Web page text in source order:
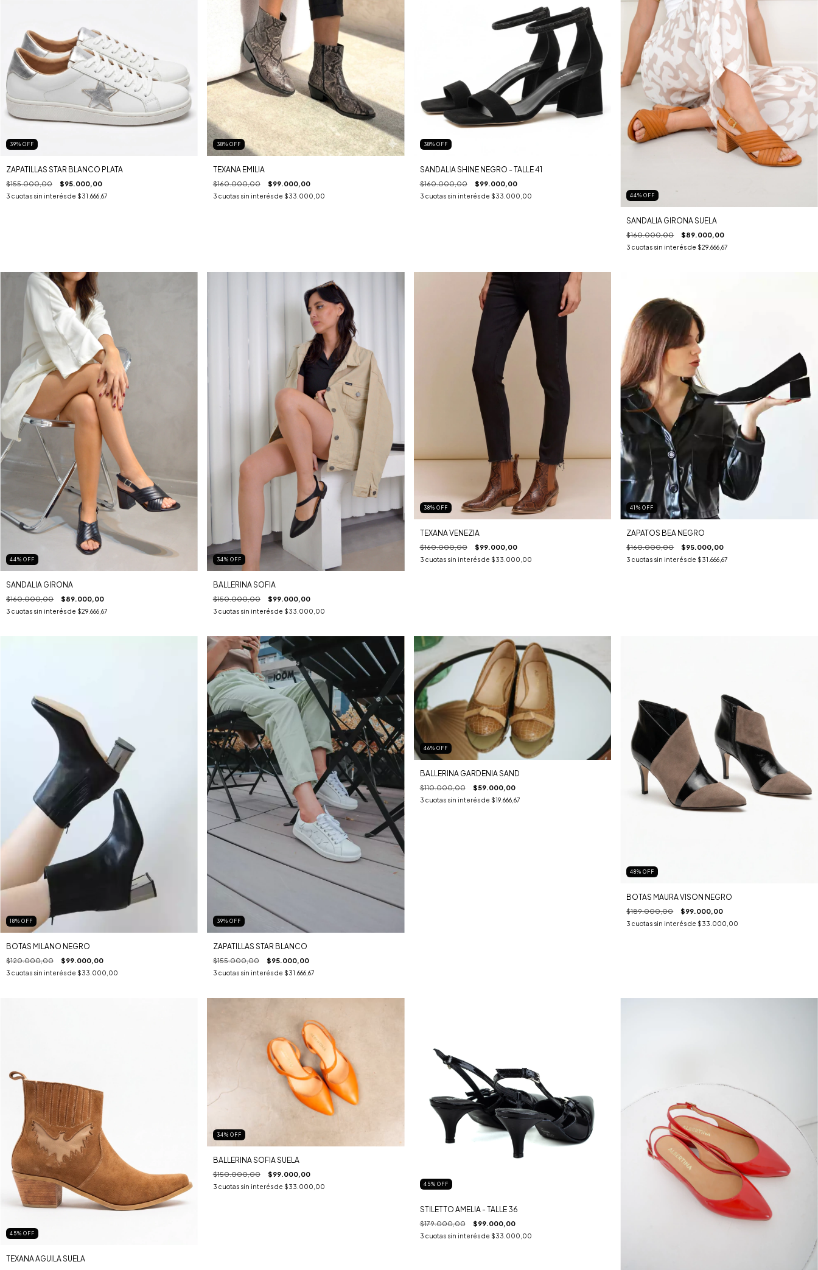
39% OFF
ZAPATILLAS STAR BLANCO PLATA
$155.000,00 $95.000,00
3 cuotas sin interés de $31.666,67
38% OFF
TEXANA EMILIA
$160.000,00 $99.000,00
3 cuotas sin interés de $33.000,00
38% OFF
SANDALIA SHINE NEGRO - TALLE 41
$160.000,00 $99.000,00
3 cuotas sin interés de $33.000,00 44%OFF
SANDALIA GIRONA SUELA
$160.000,00 $89.000,00
3 cuotas sin interés de $29.666,67
44% OFF
SANDALIA GIRONA
$160.000,00 $89.000,00
3 cuotas sin interés de $29.666,67
34% OFF
BALLERINA SOFIA
$150.000,00 $99.000,00
3 cuotas sin interés de $33.000,00
38% OFF
TEXANA VENEZIA
$160.000,00 $99.000,00
3 cuotas sin interés de $33.000,00
41%OFF
ZAPATOS BEA NEGRO
$160.000,00 $95.000,00
3 cuotas sin interés de $31.666,67
18% OFF
BOTAS MILANO NEGRO
$120.000,00 $99.000,00
3 cuotas sin interés de $33.000,00
39% OFF
ZAPATILLAS STAR BLANCO
$155.000,00 $95.000,00
3 cuotas sin interés de $31.666,67
46% OFF
BALLERINA GARDENIA SAND
$110.000,00 $59.000,00
3 cuotas sin interés de $19.666,67
48%OFF
BOTAS MAURA VISON NEGRO
$189.000,00 $99.000,00
3 cuotas sin interés de $33.000,00
45% OFF
TEXANA AGUILA SUELA
34% OFF
BALLERINA SOFIA SUELA
$150.000,00 $99.000,00
3 cuotas sin interés de $33.000,00 45% OFF
STILETTO AMELIA - TALLE 36
$179.000,00 $99.000,00
3 cuotas sin interés de $33.000,00